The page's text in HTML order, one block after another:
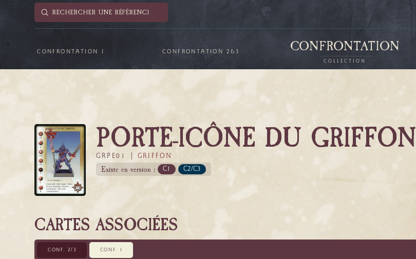
Search
Submit
CONFRONTATION 1 CONFRONTATION 2&3 CONFRONTATION
COLLECTION
PORTE-ICÔNE DU GRIFFON
GRPE01 | GRIFFON
Existe en version : C1 C2/C3
CARTES ASSOCIÉES
CONF. 2/3 CONF. 1